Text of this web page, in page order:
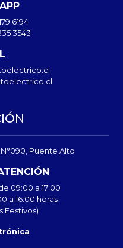
6194
3543
Puente Alto
09:00 a 17:00
a 16:00 horas
Festivos)